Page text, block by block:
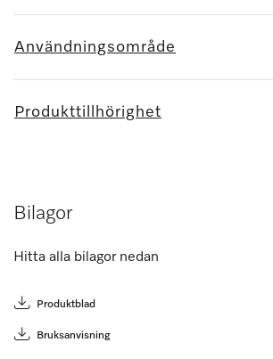
Användningsområde
Produkttillhörighet
Bilagor
Hitta alla bilagor nedan
Produktblad
Bruksanvisning